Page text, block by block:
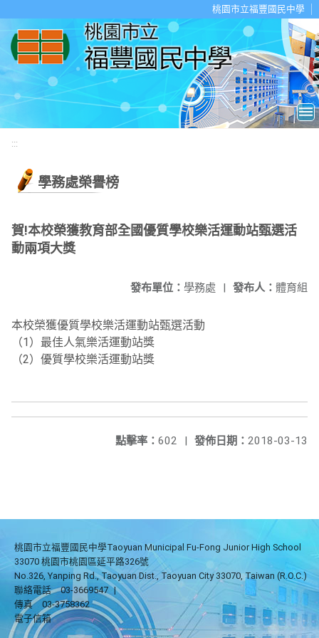
桃園市立福豐國民中學
:::
學務處榮譽榜
賀!本校榮獲教育部全國優質學校樂活運動站甄選活
動兩項大獎
發布人： 體育組
發布單位： 學務處 |
本校榮獲優質學校樂活運動站甄選活動
（1）最佳人氣樂活運動站獎
（2）優質學校樂活運動站獎
發佈日期： 2018-03-13
點擊率： 602 |
桃園市立福豐國民中學Taoyuan Municipal Fu-Fong Junior High School
33070 桃園市桃園區延平路326號
No.326, Yanping Rd., Taoyuan Dist., Taoyuan City 33070, Taiwan (R.O.C.)
聯絡電話
03-3669547 |
傳真
03-3758362
電子信箱